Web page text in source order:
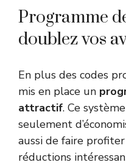
Programme
doublez vos
En plus des codes
mis en place un
attractif. Ce
seulement
aussi de faire
réductions